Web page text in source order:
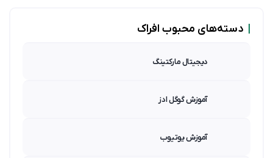
دسته‌های محبوب افراک
دیجیتال مارکتینگ
آموزش گوگل ادز
آموزش یوتیوب